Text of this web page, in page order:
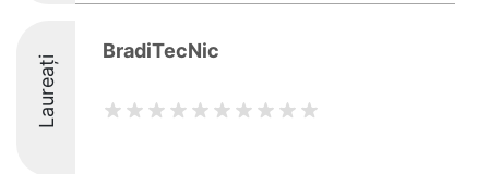
Laureați
BradiTecNic